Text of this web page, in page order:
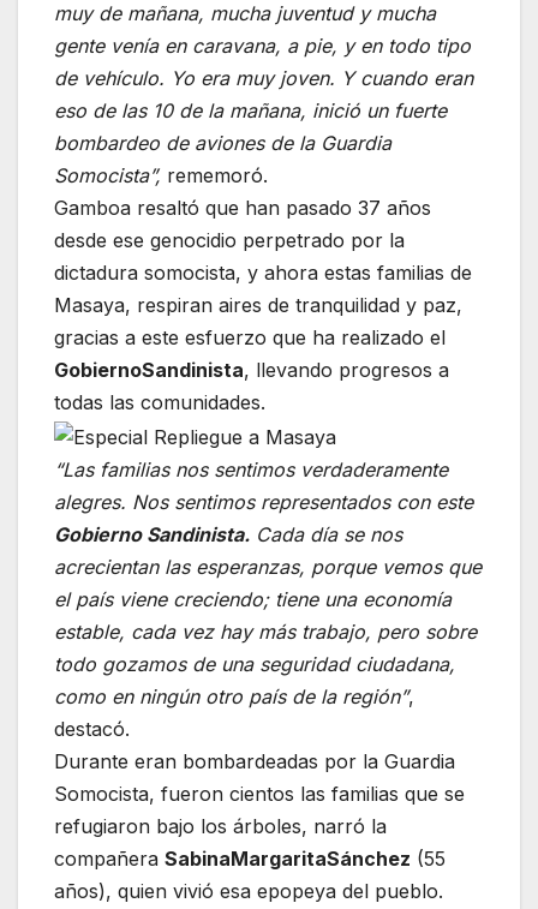
muy de mañana, mucha juventud y mucha
gente venía en caravana, a pie, y en todo tipo
de vehículo. Yo era muy joven. Y cuando eran
eso de las 10 de la mañana, inició un fuerte
bombardeo de aviones de la Guardia
Somocista”, rememoró.
Gamboa resaltó que han pasado 37 años
desde ese genocidio perpetrado por la
dictadura somocista, y ahora estas familias de
Masaya, respiran aires de tranquilidad y paz,
gracias a este esfuerzo que ha realizado el
GobiernoSandinista, llevando progresos a
todas las comunidades.
“Las familias nos sentimos verdaderamente
alegres. Nos sentimos representados con este
Gobierno Sandinista. Cada día se nos
acrecientan las esperanzas, porque vemos que
el país viene creciendo; tiene una economía
estable, cada vez hay más trabajo, pero sobre
todo gozamos de una seguridad ciudadana,
como en ningún otro país de la región”,
destacó.
Durante eran bombardeadas por la Guardia
Somocista, fueron cientos las familias que se
refugiaron bajo los árboles, narró la
compañera SabinaMargaritaSánchez (55
años), quien vivió esa epopeya del pueblo.